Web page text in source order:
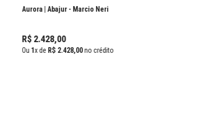
Aurora | Abajur - Marcio Neri
R$ 2.428,00
Ou 1x de R$ 2.428,00no crédito